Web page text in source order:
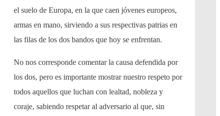
el suelo de Europa, en la que caen jóvenes europeos,
armas en mano, sirviendo a sus respectivas patrias en
las filas de los dos bandos que hoy se enfrentan.
No nos corresponde comentar la causa defendida por
los dos, pero es importante mostrar nuestro respeto por
todos aquellos que luchan con lealtad, nobleza y
coraje, sabiendo respetar al adversario al que, sin